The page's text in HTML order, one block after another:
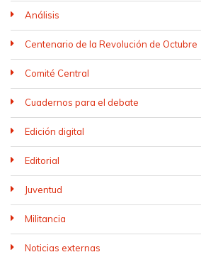
Análisis
Centenario de la Revolución de Octubre
Comité Central
Cuadernos para el debate
Edición digital
Editorial
Juventud
Militancia
Noticias externas